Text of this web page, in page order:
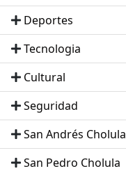
Deportes
Tecnologia
Cultural
Seguridad
San Andrés Cholula
San Pedro Cholula